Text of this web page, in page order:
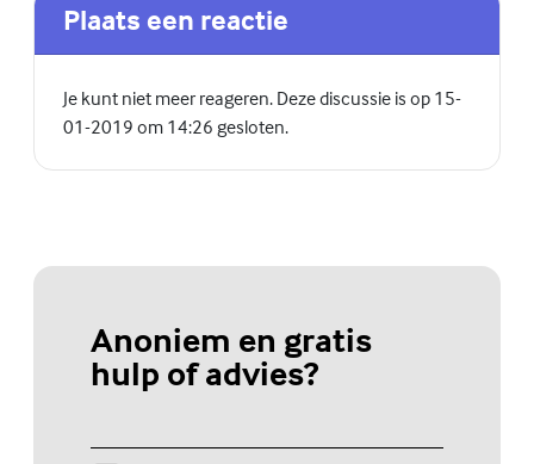
Plaats een reactie
Je kunt niet meer reageren. Deze discussie is op 15-
01-2019 om 14:26 gesloten.
Anoniem en gratis
hulp of advies?